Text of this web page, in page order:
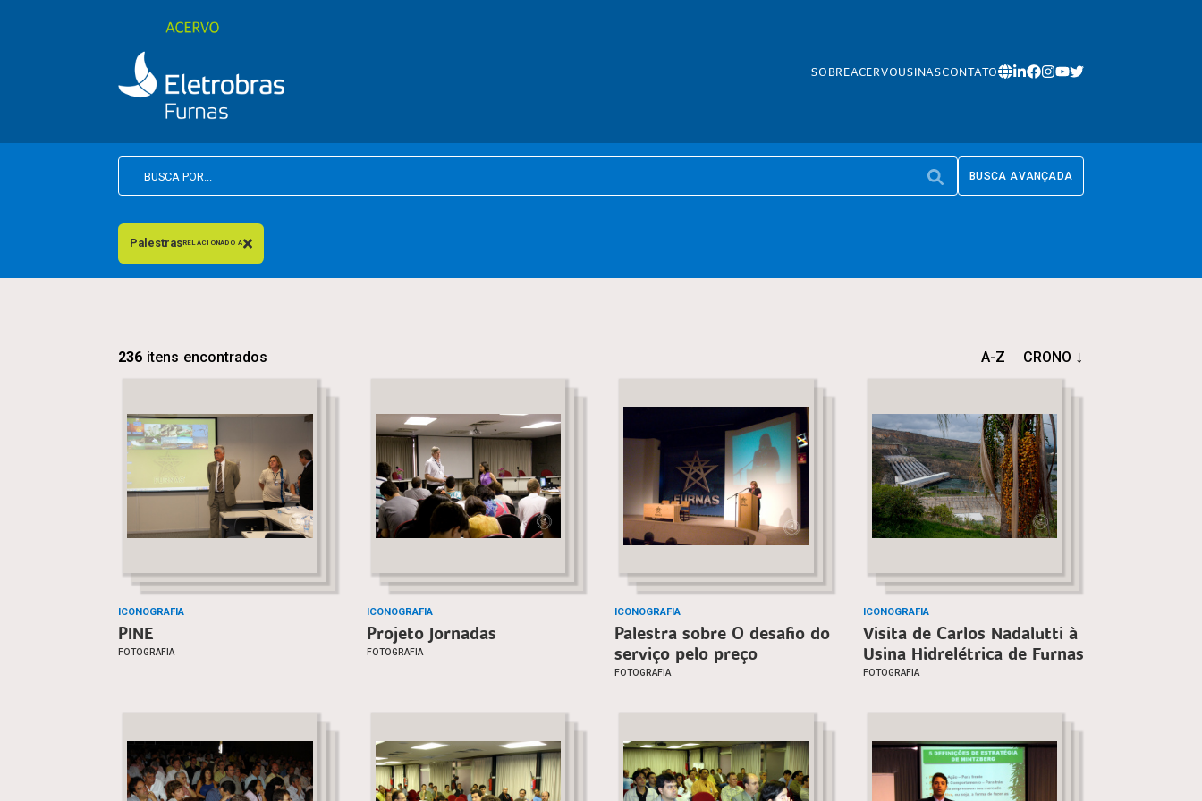
SOBREACERVOUSINASCONTATO
BUSCA AVANÇADA
PalestrasRELACIONADO A
236 itens encontrados A-Z CRONO
ICONOGRAFIA
PINE
FOTOGRAFIA
ICONOGRAFIA
Projeto Jornadas
FOTOGRAFIA
ICONOGRAFIA
Palestra sobre O desafio do
serviço pelo preço
FOTOGRAFIA
ICONOGRAFIA
Visita de Carlos Nadalutti à
Usina Hidrelétrica de Furnas
FOTOGRAFIA